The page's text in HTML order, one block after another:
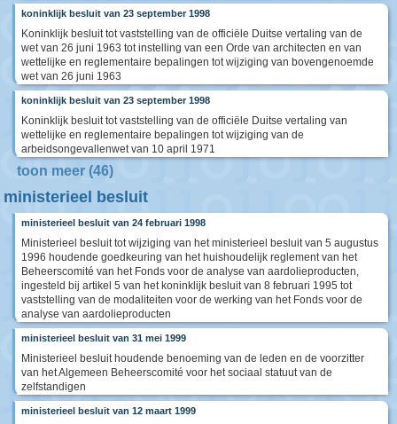
koninklijk besluit van 23 september 1998
Koninklijk besluit tot vaststelling van de officiële Duitse vertaling van de
wet van 26 juni 1963 tot instelling van een Orde van architecten en van
wettelijke en reglementaire bepalingen tot wijziging van bovengenoemde
wet van 26 juni 1963
koninklijk besluit van 23 september 1998
Koninklijk besluit tot vaststelling van de officiële Duitse vertaling van
wettelijke en reglementaire bepalingen tot wijziging van de
arbeidsongevallenwet van 10 april 1971
toon meer (46)
ministerieel besluit
ministerieel besluit van 24 februari 1998
Ministerieel besluit tot wijziging van het ministerieel besluit van 5 augustus
1996 houdende goedkeuring van het huishoudelijk reglement van het
Beheerscomité van het Fonds voor de analyse van aardolieproducten,
ingesteld bij artikel 5 van het koninklijk besluit van 8 februari 1995 tot
vaststelling van de modaliteiten voor de werking van het Fonds voor de
analyse van aardolieproducten
ministerieel besluit van 31 mei 1999
Ministerieel besluit houdende benoeming van de leden en de voorzitter
van het Algemeen Beheerscomité voor het sociaal statuut van de
zelfstandigen
ministerieel besluit van 12 maart 1999